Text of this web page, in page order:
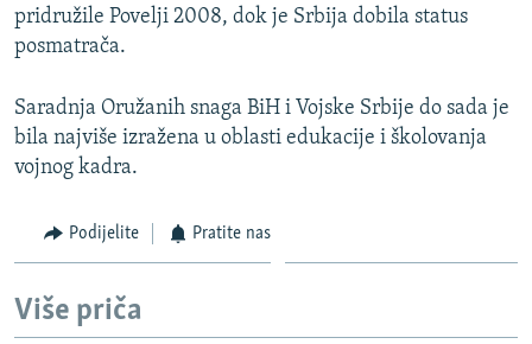
pridružile Povelji 2008, dok je Srbija dobila status
posmatrača.
Saradnja Oružanih snaga BiH i Vojske Srbije do sada je
bila najviše izražena u oblasti edukacije i školovanja
vojnog kadra.
Podijelite Pratite nas
Više priča